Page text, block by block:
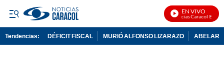
EN VIVO
Noticias Caracol En Vivo
Tendencias: DÉFICIT FISCAL MURIÓ ALFONSO LIZARAZO